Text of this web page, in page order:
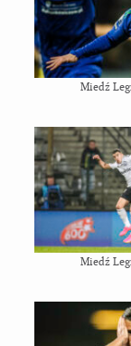
Miedź
Miedź